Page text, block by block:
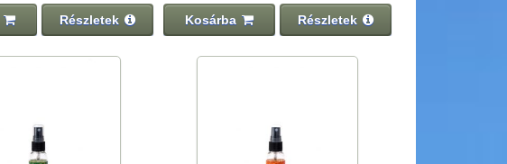
Részletek Kosárba Részletek